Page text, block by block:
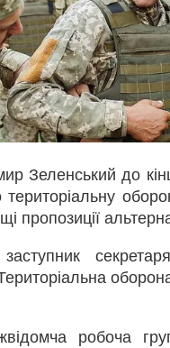
Зеленський до
пропозиції
робоча